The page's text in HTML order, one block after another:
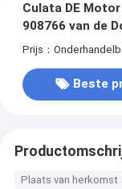
Culata DE
908766 van de
Prijs：
Beste
Plaats van herkomst